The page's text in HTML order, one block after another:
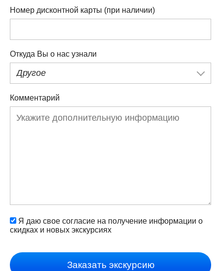
Номер дисконтной карты (при наличии)
Откуда Вы о нас узнали
Другое
Комментарий
Я даю свое согласие на получение информации о
скидках и новых экскурсиях
Заказать экскурсию